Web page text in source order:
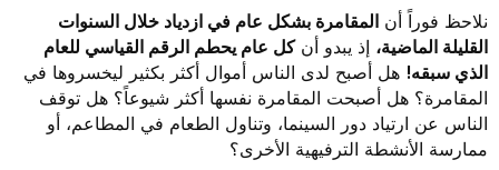
نلاحظ فوراً أنالمقامرة بشكل عام في ازدياد خلال السنوات
القليلة الماضية،إذ يبدو أنكل عام يحطم الرقم القياسي للعام
الذي سبقه!هل أصبح لدى الناس أموال أكثر بكثير ليخسروها في
المقامرة؟ هل أصبحت المقامرة نفسها أكثر شيوعاً؟ هل توقف
الناس عن ارتياد دور السينما، وتناول الطعام في المطاعم، أو
ممارسة الأنشطة الترفيهية الأخرى؟